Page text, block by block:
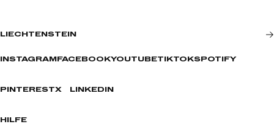
LIECHTENSTEIN
INSTAGRAM FACEBOOKYOUTUBETIKTOKSPOTIFY
PINTERESTX LINKEDIN
HILFE